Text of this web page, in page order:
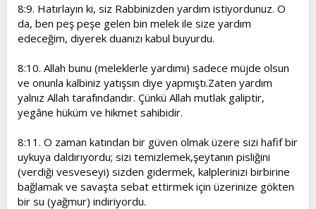
8:9. Hatırlayın ki, siz Rabbinizden yardım istiyordunuz. O
da, ben peş peşe gelen bin melek ile size yardım
edeceğim, diyerek duanızı kabul buyurdu.
8:10. Allah bunu (meleklerle yardımı) sadece müjde olsun
ve onunla kalbiniz yatışsın diye yapmıştı.Zaten yardım
yalnız Allah tarafındandır. Çünkü Allah mutlak galiptir,
yegâne hüküm ve hikmet sahibidir.
8:11. O zaman katından bir güven olmak üzere sizi hafif bir
uykuya daldırıyordu; sizi temizlemek,şeytanın pisliğini
(verdiği vesveseyi) sizden gidermek, kalplerinizi birbirine
bağlamak ve savaşta sebat ettirmek için üzerinize gökten
bir su (yağmur) indiriyordu.